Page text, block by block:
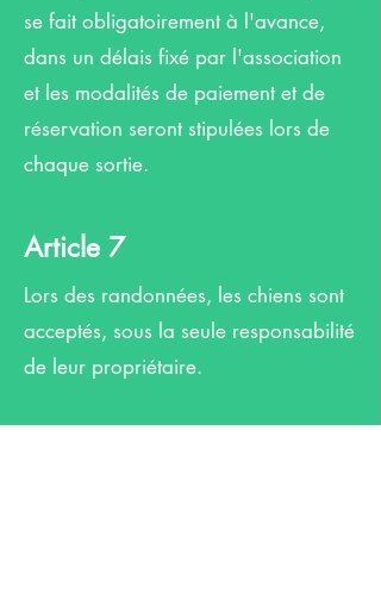
se fait obligatoirement à l'avance,
dans un délais fixé par l'association
et les modalités de paiement et de
réservation seront stipulées lors de
chaque sortie.
Article 7
Lors des randonnées, les chiens sont
acceptés, sous la seule responsabilité
de leur propriétaire.